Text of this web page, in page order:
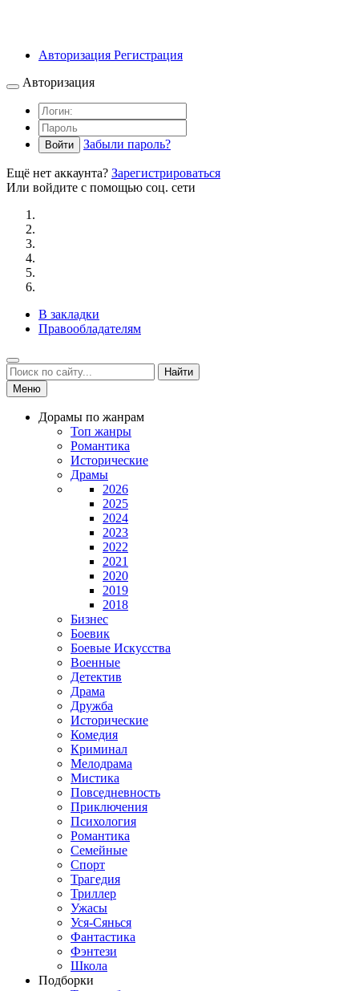
Авторизация Регистрация
Авторизация
Войти Забыли пароль?
Ещё нет аккаунта? Зарегистрироваться
Или войдите с помощью соц. сети
В закладки
Правообладателям
Найти
Меню
Дорамы по жанрам
Топ жанры
Романтика
Исторические
Драмы
2026
2025
2024
2023
2022
2021
2020
2019
2018
Бизнес
Боевик
Боевые Искусства
Военные
Детектив
Драма
Дружба
Исторические
Комедия
Криминал
Мелодрама
Мистика
Повседневность
Приключения
Психология
Романтика
Семейные
Спорт
Трагедия
Триллер
Ужасы
Уся-Сянься
Фантастика
Фэнтези
Школа
Подборки